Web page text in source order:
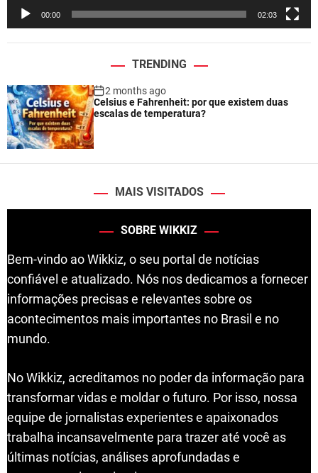
00:00 02:03
TRENDING
2 months ago
Celsius e Fahrenheit: por que existem duas
escalas de temperatura?
MAIS VISITADOS
SOBRE WIKKIZ
Bem-vindo ao Wikkiz, o seu portal de notícias
confiável e atualizado. Nós nos dedicamos a fornecer
informações precisas e relevantes sobre os
acontecimentos mais importantes no Brasil e no
mundo.
No Wikkiz, acreditamos no poder da informação para
transformar vidas e moldar o futuro. Por isso, nossa
equipe de jornalistas experientes e apaixonados
trabalha incansavelmente para trazer até você as
últimas notícias, análises aprofundadas e